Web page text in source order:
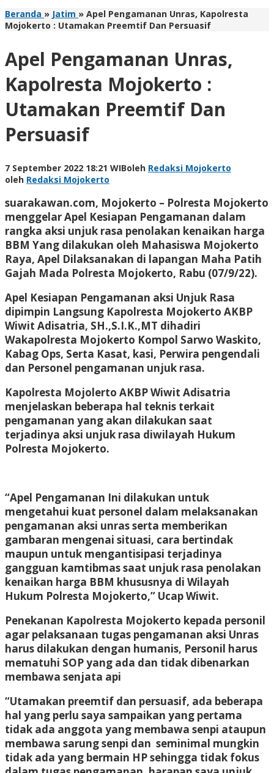
Beranda » Jatim » Apel Pengamanan Unras, Kapolresta
Mojokerto : Utamakan Preemtif Dan Persuasif
Apel Pengamanan Unras,
Kapolresta Mojokerto :
Utamakan Preemtif Dan
Persuasif
7 September 2022 18:21 WIBoleh Redaksi Mojokerto
oleh Redaksi Mojokerto
suarakawan.com, Mojokerto – Polresta Mojokerto
menggelar Apel Kesiapan Pengamanan dalam
rangka aksi unjuk rasa penolakan kenaikan harga
BBM Yang dilakukan oleh Mahasiswa Mojokerto
Raya, Apel Dilaksanakan di lapangan Maha Patih
Gajah Mada Polresta Mojokerto, Rabu (07/9/22).
Apel Kesiapan Pengamanan aksi Unjuk Rasa
dipimpin Langsung Kapolresta Mojokerto AKBP
Wiwit Adisatria, SH.,S.I.K.,MT dihadiri
Wakapolresta Mojokerto Kompol Sarwo Waskito,
Kabag Ops, Serta Kasat, kasi, Perwira pengendali
dan Personel pengamanan unjuk rasa.
Kapolresta Mojolerto AKBP Wiwit Adisatria
menjelaskan beberapa hal teknis terkait
pengamanan yang akan dilakukan saat
terjadinya aksi unjuk rasa diwilayah Hukum
Polresta Mojokerto.
“Apel Pengamanan Ini dilakukan untuk
mengetahui kuat personel dalam melaksanakan
pengamanan aksi unras serta memberikan
gambaran mengenai situasi, cara bertindak
maupun untuk mengantisipasi terjadinya
gangguan kamtibmas saat unjuk rasa penolakan
kenaikan harga BBM khususnya di Wilayah
Hukum Polresta Mojokerto,” Ucap Wiwit.
Penekanan Kapolresta Mojokerto kepada personil
agar pelaksanaan tugas pengamanan aksi Unras
harus dilakukan dengan humanis, Personil harus
mematuhi SOP yang ada dan tidak dibenarkan
membawa senjata api
“Utamakan preemtif dan persuasif, ada beberapa
hal yang perlu saya sampaikan yang pertama
tidak ada anggota yang membawa senpi ataupun
membawa sarung senpi dan seminimal mungkin
tidak ada yang bermain HP sehingga tidak fokus